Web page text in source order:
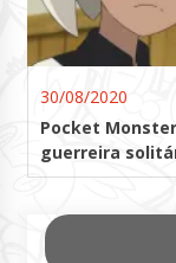
30/08/2020
Pocket
guerreira